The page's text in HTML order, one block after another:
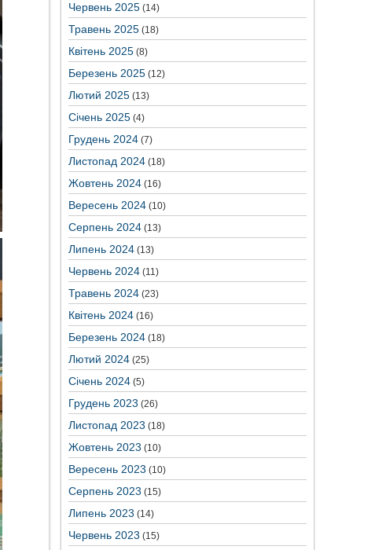
Червень 2025(14)
Травень 2025(18)
Квітень 2025(8)
Березень 2025(12)
Лютий 2025(13)
Січень 2025(4)
Грудень 2024(7)
Листопад 2024(18)
Жовтень 2024(16)
Вересень 2024(10)
Серпень 2024(13)
Липень 2024(13)
Червень 2024(11)
Травень 2024(23)
Квітень 2024(16)
Березень 2024(18)
Лютий 2024(25)
Січень 2024(5)
Грудень 2023 (26)
Листопад 2023 (18)
Жовтень 2023 (10)
Вересень 2023 (10)
Серпень 2023 (15)
Липень 2023 (14)
Червень 2023 (15)